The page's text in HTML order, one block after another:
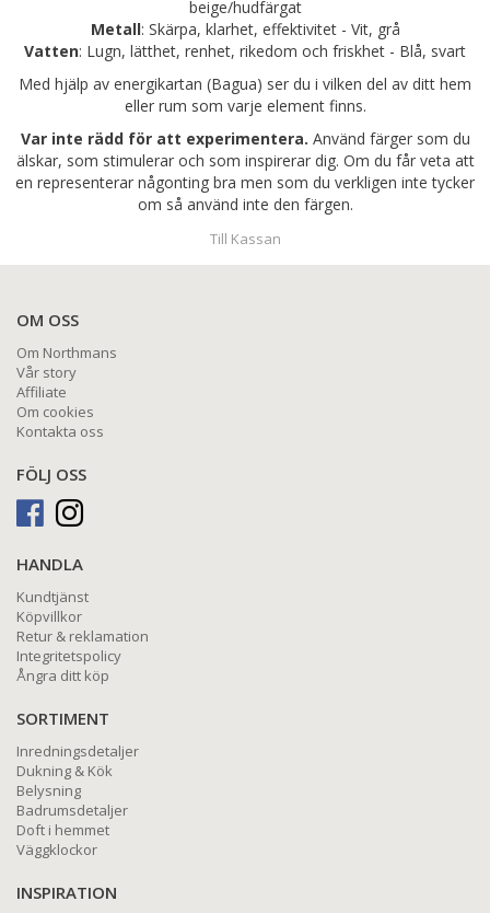
beige/hudfärgat
Metall: Skärpa, klarhet, effektivitet - Vit, grå
Vatten: Lugn, lätthet, renhet, rikedom och friskhet - Blå, svart
Med hjälp av energikartan (Bagua) ser du i vilken del av ditt hem
eller rum som varje element finns.
Var inte rädd för att experimentera. Använd färger som du
älskar, som stimulerar och som inspirerar dig. Om du får veta att
en representerar någonting bra men som du verkligen inte tycker
om så använd inte den färgen.
Till Kassan
OM OSS
Om Northmans
Vår story
Affiliate
Om cookies
Kontakta oss
FÖLJ OSS
HANDLA
Kundtjänst
Köpvillkor
Retur & reklamation
Integritetspolicy
Ångra ditt köp
SORTIMENT
Inredningsdetaljer
Dukning & Kök
Belysning
Badrumsdetaljer
Doft i hemmet
Väggklockor
INSPIRATION